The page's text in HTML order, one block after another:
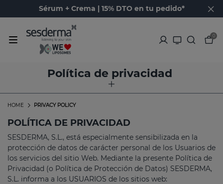
Sérum + Crema | 15% DTO en tu pedido*
0
Política de privacidad
PRIVACY POLICY
HOME
POLÍTICA DE PRIVACIDAD
SESDERMA, S.L., está especialmente sensibilizada en la
protección de datos de carácter personal de los Usuarios de
los servicios del sitio Web. Mediante la presente Política de
Privacidad (o Política de Protección de Datos) SESDERMA,
S.L. informa a los USUARIOS de los sitios web: